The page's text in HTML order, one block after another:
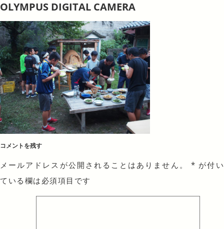
OLYMPUS DIGITAL CAMERA
コメントを残す
メールアドレスが公開されることはありません。 * が付い
ている欄は必須項目です